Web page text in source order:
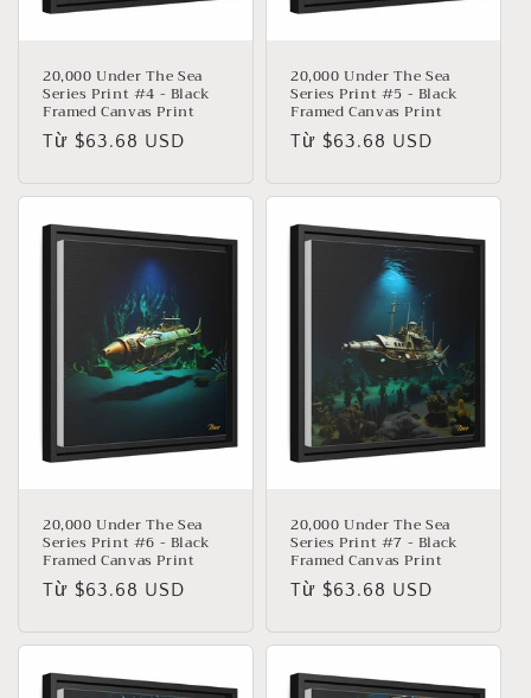
20,000 Under The Sea
Series Print #4 - Black
Framed Canvas Print
Giá
thường
Từ $63.68 USD
20,000 Under The Sea
Series Print #5 - Black
Framed Canvas Print
Giá
thường
Từ $63.68 USD
20,000 Under The Sea
Series Print #6 - Black
Framed Canvas Print
Giá
thường
Từ $63.68 USD
20,000 Under The Sea
Series Print #7 - Black
Framed Canvas Print
Giá
thường
Từ $63.68 USD